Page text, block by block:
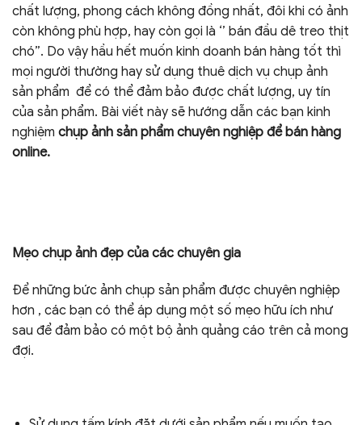
chất lượng, phong cách không đồng nhất, đôi khi có ảnh
còn không phù hợp, hay còn gọi là ‘’ bán đầu dê treo thịt
chó”. Do vậy hầu hết muốn kinh doanh bán hàng tốt thì
mọi người thường hay sử dụng thuê dịch vụ chụp ảnh
sản phẩm để có thể đảm bảo được chất lượng, uy tín
của sản phẩm. Bài viết này sẽ hướng dẫn các bạn kinh
nghiệm chụp ảnh sản phẩm chuyên nghiệp để bán hàng
online.
Mẹo chụp ảnh đẹp của các chuyên gia
Để những bức ảnh chụp sản phẩm được chuyên nghiệp
hơn , các bạn có thể áp dụng một số mẹo hữu ích như
sau để đảm bảo có một bộ ảnh quảng cáo trên cả mong
đợi.